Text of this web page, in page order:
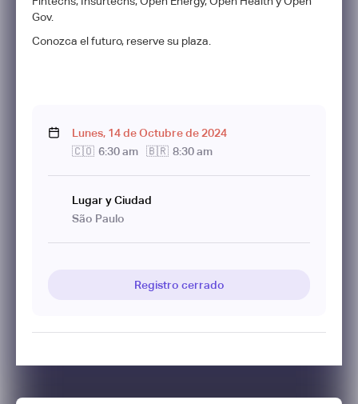
Gov.
Conozca el futuro, reserve su plaza.
Lunes, 14deOctubrede 2024
🇨🇴 6:30 am 🇧🇷 8:30 am
Lugar y Ciudad
São Paulo
Registro cerrado